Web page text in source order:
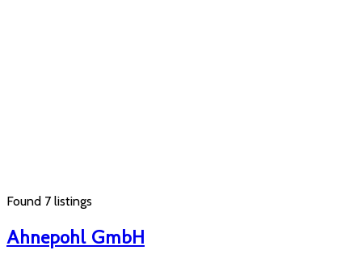
Found 7 listings
Ahnepohl GmbH